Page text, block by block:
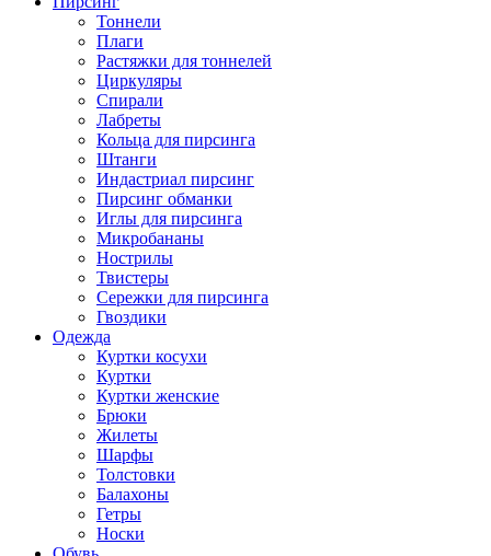
Тоннели
Плаги
Растяжки для тоннелей
Циркуляры
Спирали
Лабреты
Кольца для пирсинга
Штанги
Индастриал пирсинг
Пирсинг обманки
Иглы для пирсинга
Микробананы
Нострилы
Твистеры
Сережки для пирсинга
Гвоздики
Одежда
Куртки косухи
Куртки
Куртки женские
Брюки
Жилеты
Шарфы
Толстовки
Балахоны
Гетры
Носки